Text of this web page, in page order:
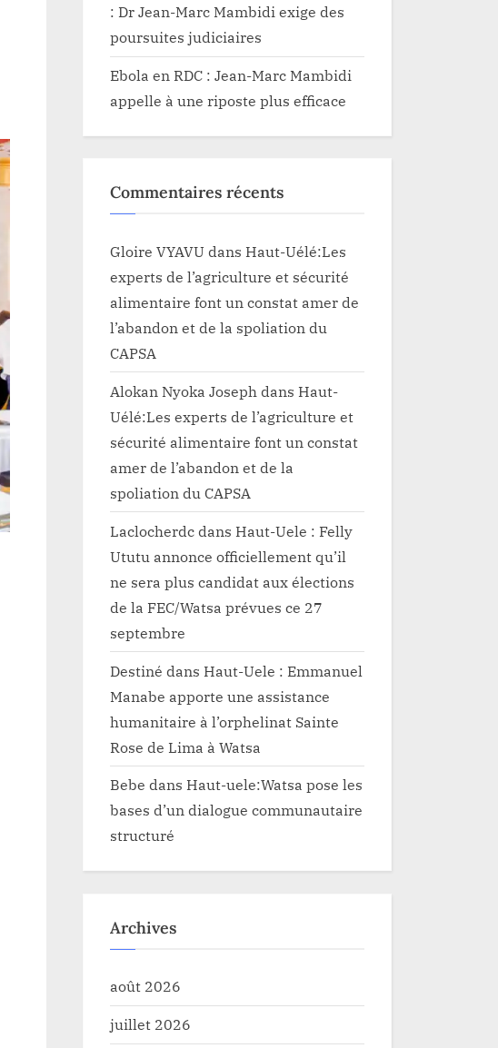
: Dr Jean-Marc Mambidi exige des
poursuites judiciaires
Ebola en RDC : Jean-Marc Mambidi
appelle à une riposte plus efficace
Commentaires récents
Gloire VYAVU dans Haut-Uélé:Les
experts de l’agriculture et sécurité
alimentaire font un constat amer de
l’abandon et de la spoliation du
CAPSA
Alokan Nyoka Joseph dans Haut-
Uélé:Les experts de l’agriculture et
sécurité alimentaire font un constat
amer de l’abandon et de la
spoliation du CAPSA
Laclocherdcdans Haut-Uele : Felly
Ututu annonce officiellement qu’il
ne sera plus candidat aux élections
de la FEC/Watsa prévues ce 27
septembre
Destiné dans Haut-Uele : Emmanuel
Manabe apporte une assistance
humanitaire à l’orphelinat Sainte
Rose de Lima à Watsa
Bebe dans Haut-uele:Watsa pose les
bases d’un dialogue communautaire
structuré
Archives
août 2026
juillet 2026